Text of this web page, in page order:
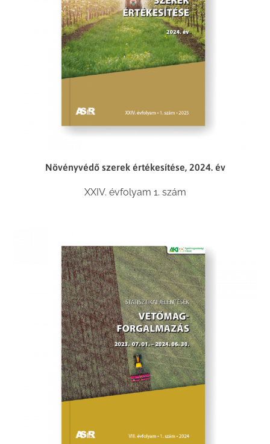
Növényvédő szerek értékesítése, 2024. év
XXIV. évfolyam 1. szám